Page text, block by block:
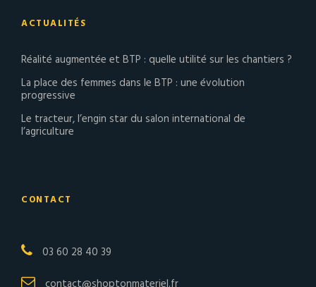
ACTUALITÉS
Réalité augmentée et BTP : quelle utilité sur les chantiers ?
La place des femmes dans le BTP : une évolution
progressive
Le tracteur, l’engin star du salon international de
l’agriculture
CONTACT
03 60 28 40 39